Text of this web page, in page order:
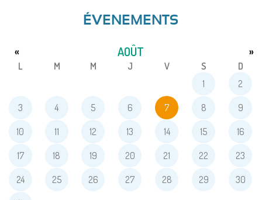
ÉVENEMENTS
AOÛT
« »
L M M J V S
D
1
2
3 4 5 6 7 8 9
10 11 12 13 14 15 16
17 18 19 20 21 22 23
24 25 26 27 28 29 30